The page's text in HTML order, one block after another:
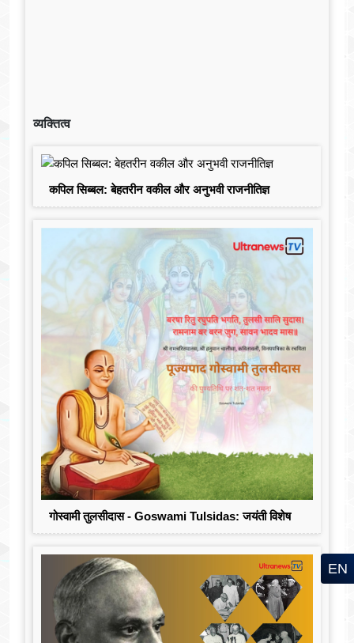
व्यक्तित्व
कपिल सिब्बल: बेहतरीन वकील और अनुभवी राजनीतिज्ञ
गोस्वामी तुलसीदास - Goswami Tulsidas: जयंती विशेष
EN